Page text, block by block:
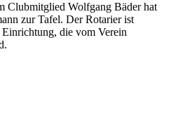
Clubmitglied Wolfgang Bäder hat
zur Tafel. Der Rotarier ist
die vom Verein